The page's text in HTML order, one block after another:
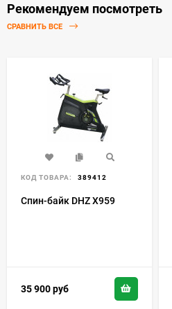
Рекомендуем посмотреть
СРАВНИТЬ ВСЕ
КОД ТОВАРА: 389412
Спин-байк DHZ X959
35 900руб